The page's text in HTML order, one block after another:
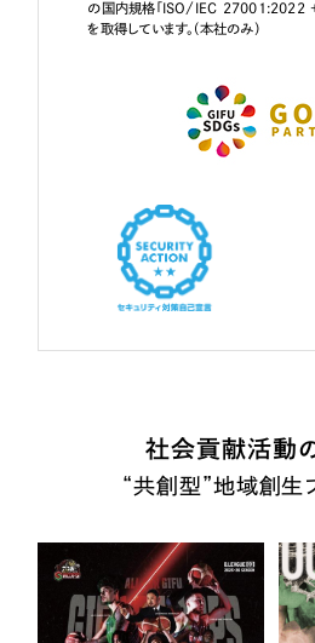
の国内規格「ISO/IEC 27001:2022
を取得しています。（本社のみ）
社会貢献活動
“共創型”地域創生